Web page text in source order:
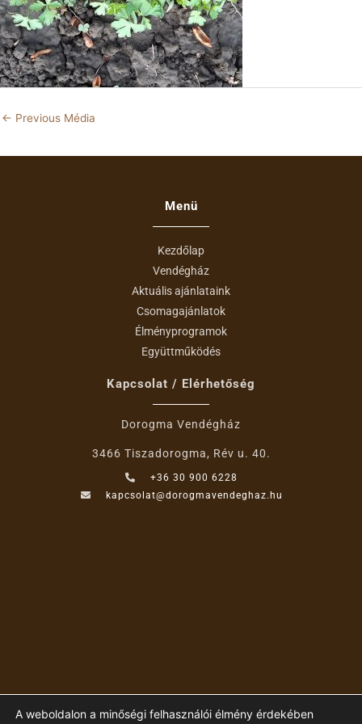
← Previous Média
Menü
Kezdőlap
Vendégház
Aktuális ajánlataink
Csomagajánlatok
Élményprogramok
Együttműködés
Kapcsolat / Elérhetőség
Dorogma Vendégház
3466 Tiszadorogma, Rév u. 40.
+36 30 900 6228
kapcsolat@dorogmavendeghaz.hu
A weboldalon a minőségi felhasználói élmény érdekében